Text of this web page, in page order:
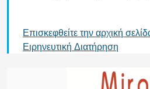
Επισκεφθείτε την αρχική
Ειρηνευτική Διατήρηση